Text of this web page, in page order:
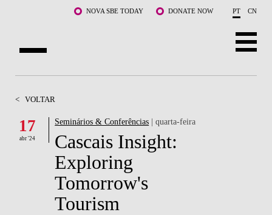
Saltar para o conteúdo principalNOVA SBE TODAY DONATE NOW PT CN
DOCENTES E INVESTIGAÇÃO
COMUNIDADE
< VOLTAR
17
abr '24
Seminários & Conferências | quarta-feira
Cascais Insight:
Exploring
Tomorrow's
Tourism